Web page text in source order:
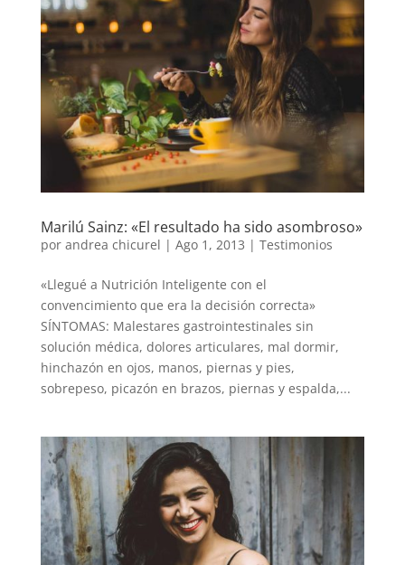
Marilú Sainz: «El resultado ha sido asombroso»
por andrea chicurel | Ago 1, 2013 | Testimonios
«Llegué a Nutrición Inteligente con el
convencimiento que era la decisión correcta»
SÍNTOMAS: Malestares gastrointestinales sin
solución médica, dolores articulares, mal dormir,
hinchazón en ojos, manos, piernas y pies,
sobrepeso, picazón en brazos, piernas y espalda,...